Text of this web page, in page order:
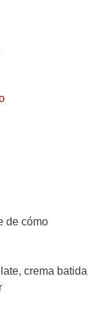
de cómo
crema batida